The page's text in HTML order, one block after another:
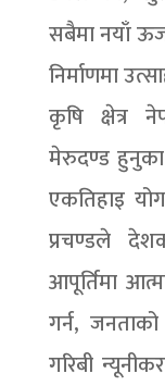
सबैमा नयाँ
निर्माणमा
कृषि क्षेत्र
मेरुदण्ड हुनुका
एकतिहाइ
प्रचण्डले
आपूर्तिमा
गर्न,
गरिबी